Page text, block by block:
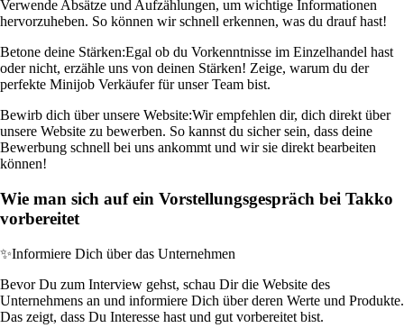
Verwende Absätze und Aufzählungen, um wichtige Informationen
hervorzuheben. So können wir schnell erkennen, was du drauf hast!
Betone deine Stärken:Egal ob du Vorkenntnisse im Einzelhandel hast
oder nicht, erzähle uns von deinen Stärken! Zeige, warum du der
perfekte Minijob Verkäufer für unser Team bist.
Bewirb dich über unsere Website:Wir empfehlen dir, dich direkt über
unsere Website zu bewerben. So kannst du sicher sein, dass deine
Bewerbung schnell bei uns ankommt und wir sie direkt bearbeiten
können!
Wie man sich auf ein Vorstellungsgespräch bei Takko
vorbereitet
✨Informiere Dich über das Unternehmen
Bevor Du zum Interview gehst, schau Dir die Website des
Unternehmens an und informiere Dich über deren Werte und Produkte.
Das zeigt, dass Du Interesse hast und gut vorbereitet bist.